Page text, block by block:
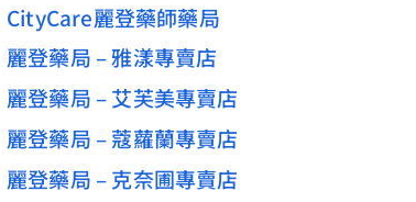
CityCare麗登藥師藥局
麗登藥局 – 雅漾專賣店
麗登藥局 – 艾芙美專賣店
麗登藥局 – 蔻蘿蘭專賣店
麗登藥局 – 克奈圃專賣店